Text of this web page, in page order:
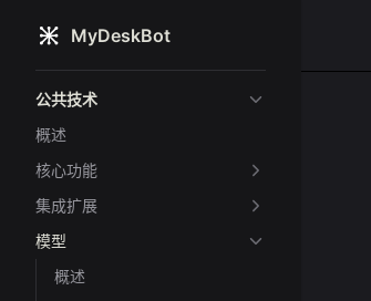
Skip to content
MyDeskBot
公共技术
概述
核心功能
集成扩展
模型
概述